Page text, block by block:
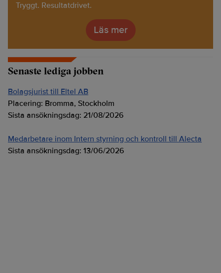
Tryggt. Resultatdrivet.
Läs mer
Senaste lediga jobben
Bolagsjurist till Eltel AB
Placering: Bromma, Stockholm
Sista ansökningsdag: 21/08/2026
Medarbetare inom Intern styrning och kontroll till Alecta
Sista ansökningsdag: 13/06/2026